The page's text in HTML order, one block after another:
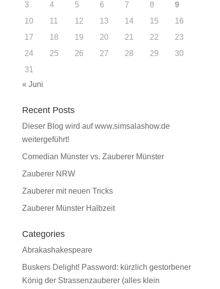
3
4 5 6 7 8
9
10
11 12 13 14 15
16
17
18 19 20 21 22
23
24
25 26 27 28 29
30
31
« Juni
Recent Posts
Dieser Blog wird auf www.simsalashow.de
weitergeführt!
Comedian Münster vs. Zauberer Münster
Zauberer NRW
Zauberer mit neuen Tricks
Zauberer Münster Halbzeit
Categories
Abrakashakespeare
Buskers Delight! Password: kürzlich gestorbener
König der Strassenzauberer (alles klein